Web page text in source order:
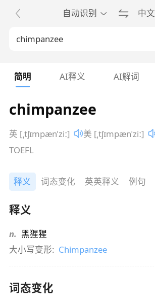
自动识别 中文
简明 AI释义 AI解词
chimpanzee
英 [ˌtʃɪmpænˈziː] 美 [ˌtʃɪmpænˈziː]
TOEFL
释义 词态变化 英英释义 例句
释义
n. 黑猩猩
大小写变形: Chimpanzee
词态变化